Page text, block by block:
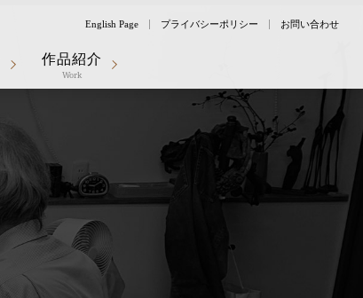
English Page プライバシーポリシー お問い合わせ
作品紹介
Work